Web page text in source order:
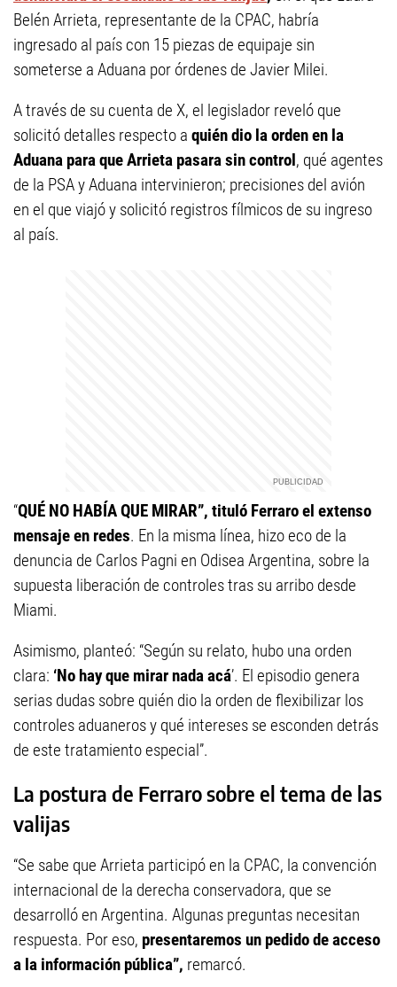
Belén Arrieta, representante de la CPAC, habría
ingresado al país con 15 piezas de equipaje sin
someterse a Aduana por órdenes de Javier Milei.
A través de su cuenta de X, el legislador reveló que
solicitó detalles respecto a quién dio la orden en la
Aduana para que Arrieta pasara sin control, qué agentes
de la PSA y Aduana intervinieron; precisiones del avión
en el que viajó y solicitó registros fílmicos de su ingreso
al país.
“QUÉ NO HABÍA QUE MIRAR”, tituló Ferraro el extenso
mensaje en redes. En la misma línea, hizo eco de la
denuncia de Carlos Pagni en Odisea Argentina, sobre la
supuesta liberación de controles tras su arribo desde
Miami.
Asimismo, planteó: “Según su relato, hubo una orden
clara: ‘No hay que mirar nada acá’. El episodio genera
serias dudas sobre quién dio la orden de flexibilizar los
controles aduaneros y qué intereses se esconden detrás
de este tratamiento especial”.
La postura de Ferraro sobre el tema de las
valijas
“Se sabe que Arrieta participó en la CPAC, la convención
internacional de la derecha conservadora, que se
desarrolló en Argentina. Algunas preguntas necesitan
respuesta. Por eso, presentaremos un pedido de acceso
a la información pública”, remarcó.